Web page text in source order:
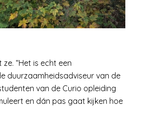
“Het is echt een
duurzaamheidsadviseur van de
van de Curio opleiding
en dán pas gaat kijken hoe